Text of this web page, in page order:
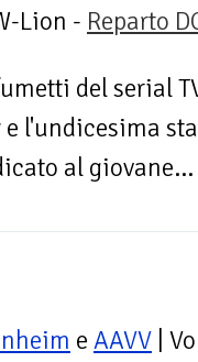
Lion - Reparto
del serial
e l'undicesima
al giovane...
e AAVV |